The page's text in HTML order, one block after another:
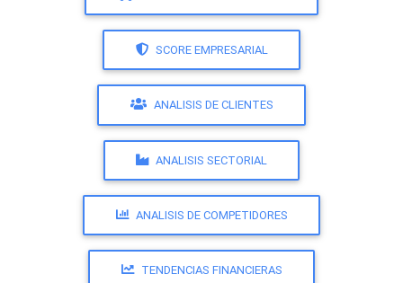
SCORE EMPRESARIAL
ANALISIS DE CLIENTES
ANALISIS SECTORIAL
ANALISIS DE COMPETIDORES
TENDENCIAS FINANCIERAS